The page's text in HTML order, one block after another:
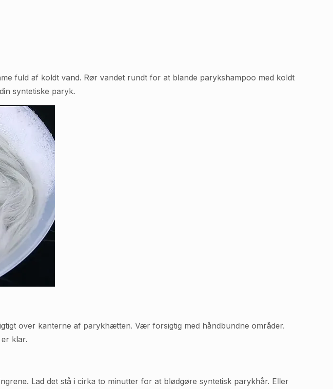
fuld af koldt vand. Rør vandet rundt for at blande parykshampoo med koldt
syntetiske paryk.
over kanterne af parykhætten. Vær forsigtig med håndbundne områder.
klar.
Lad det stå i cirka to minutter for at blødgøre syntetisk parykhår. Eller